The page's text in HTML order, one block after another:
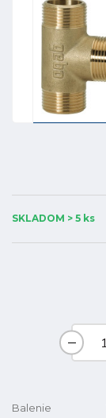
SKLADOM > 5 ks
Balenie